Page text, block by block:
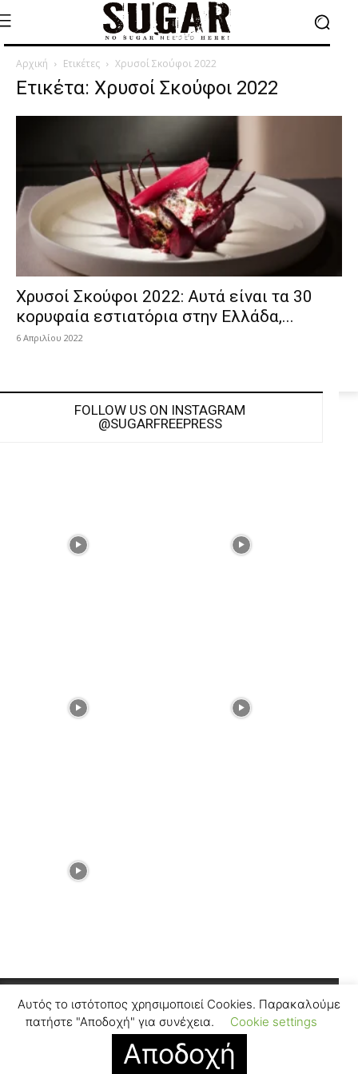
Αρχική Ετικέτες Χρυσοί Σκούφοι 2022
Ετικέτα: Χρυσοί Σκούφοι 2022
Χρυσοί Σκούφοι 2022: Αυτά είναι τα 30
κορυφαία εστιατόρια στην Ελλάδα,...
6 Απριλίου 2022
FOLLOW US ON INSTAGRAM
@SUGARFREEPRESS
Facebook Instagram
© SUGARFREEPRESS.GR 2024 Contact
Αυτός το ιστότοπος χρησιμοποιεί Cookies. Παρακαλούμε
πατήστε "Αποδοχή" για συνέχεια.
Cookie settings
Αποδοχή